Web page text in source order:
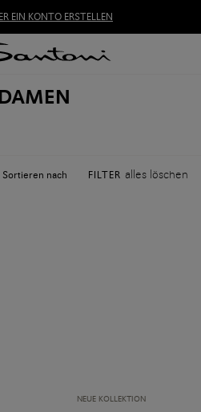
EIN KONTO ERSTELLEN
Sortieren nach FILTER alles löschen
NEUE KOLLEKTION